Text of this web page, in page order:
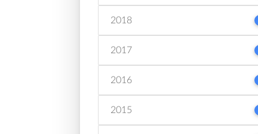
2018
2017
2016
2015